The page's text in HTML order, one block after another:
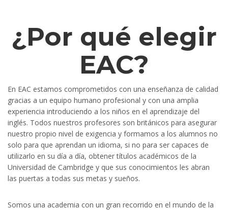
¿Por qué elegir
EAC?
En EAC estamos comprometidos con una enseñanza de calidad
gracias a un equipo humano profesional y con una amplia
experiencia introduciendo a los niños en el aprendizaje del
inglés. Todos nuestros profesores son británicos para asegurar
nuestro propio nivel de exigencia y formamos a los alumnos no
solo para que aprendan un idioma, si no para ser capaces de
utilizarlo en su día a día, obtener títulos académicos de la
Universidad de Cambridge y que sus conocimientos les abran
las puertas a todas sus metas y sueños.
Somos una academia con un gran recorrido en el mundo de la